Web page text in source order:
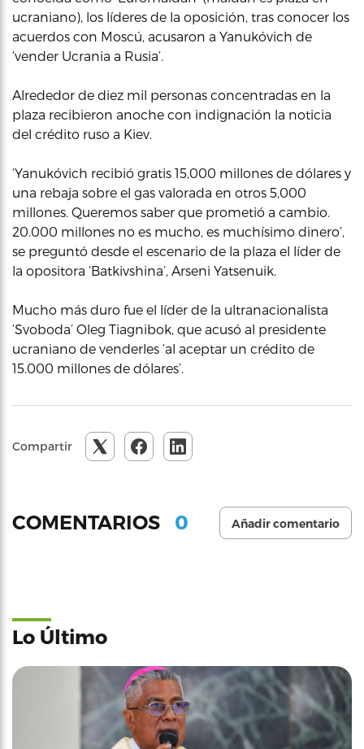
ucraniano), los líderes de la oposición, tras conocer los
acuerdos con Moscú, acusaron a Yanukóvich de
‘vender Ucrania a Rusia’.
Alrededor de diez mil personas concentradas en la
plaza recibieron anoche con indignación la noticia
del crédito ruso a Kiev.
‘Yanukóvich recibió gratis 15,000 millones de dólares y
una rebaja sobre el gas valorada en otros 5,000
millones. Queremos saber que prometió a cambio.
20.000 millones no es mucho, es muchísimo dinero’,
se preguntó desde el escenario de la plaza el líder de
la opositora ‘Batkivshina’, Arseni Yatsenuik.
Mucho más duro fue el líder de la ultranacionalista
‘Svoboda’ Oleg Tiagnibok, que acusó al presidente
ucraniano de venderles ‘al aceptar un crédito de
15.000 millones de dólares’.
Compartir
COMENTARIOS 0 Añadir comentario
Lo Último